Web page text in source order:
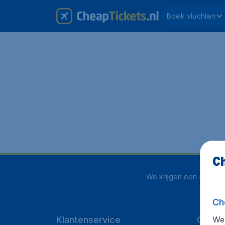
Boek vluchten
We krijgen een 4 uit 5
Klantenservice